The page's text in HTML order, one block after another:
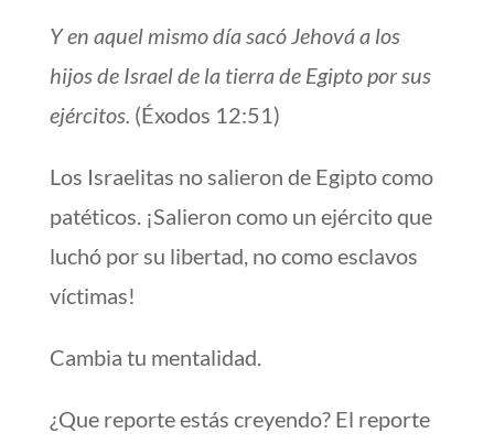
Y en aquel mismo día sacó Jehová a los
hijos de Israel de la tierra de Egipto por sus
ejércitos. (Éxodos 12:51)
Los Israelitas no salieron de Egipto como
patéticos. ¡Salieron como un ejército que
luchó por su libertad, no como esclavos
víctimas!
Cambia tu mentalidad.
¿Que reporte estás creyendo? El reporte